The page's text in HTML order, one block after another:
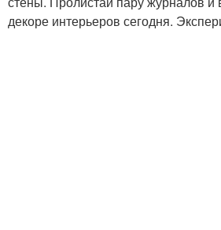
декоре интерьеров сегодня.